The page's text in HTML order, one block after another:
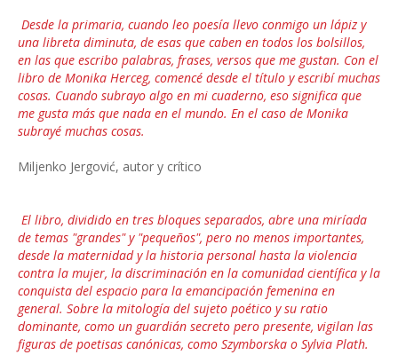
Desde la primaria, cuando leo poesía llevo conmigo un lápiz y
una libreta diminuta, de esas que caben en todos los bolsillos,
en las que escribo palabras, frases, versos que me gustan. Con el
libro de Monika Herceg, comencé desde el título y escribí muchas
cosas. Cuando subrayo algo en mi cuaderno, eso significa que
me gusta más que nada en el mundo. En el caso de Monika
subrayé muchas cosas.
Miljenko Jergović, autor y crítico
El libro, dividido en tres bloques separados, abre una miríada
de temas "grandes" y "pequeños", pero no menos importantes,
desde la maternidad y la historia personal hasta la violencia
contra la mujer, la discriminación en la comunidad científica y la
conquista del espacio para la emancipación femenina en
general. Sobre la mitología del sujeto poético y su ratio
dominante, como un guardián secreto pero presente, vigilan las
figuras de poetisas canónicas, como Szymborska o Sylvia Plath.